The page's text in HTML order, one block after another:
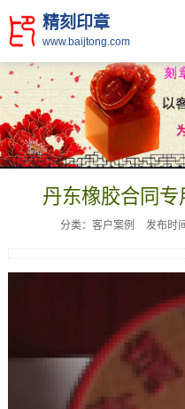
精刻印章
www.baijtong.com
丹东橡胶合同
分类：客户案例 发布时